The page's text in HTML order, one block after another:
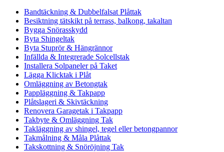
Bandtäckning & Dubbelfalsat Plåttak
Besiktning tätskikt på terrass, balkong, takaltan
Bygga Snörasskydd
Byta Shingeltak
Byta Stuprör & Hängrännor
Infällda & Integrerade Solcellstak
Installera Solpaneler på Taket
Lägga Klicktak i Plåt
Omläggning av Betongtak
Pappläggning & Takpapp
Plåtslageri & Skivtäckning
Renovera Garagetak i Takpapp
Takbyte & Omläggning Tak
Takläggning av shingel, tegel eller betongpannor
Takmålning & Måla Plåttak
Takskottning & Snöröjning Tak